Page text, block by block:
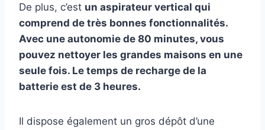
De plus, c’est un aspirateur vertical qui
comprend de très bonnes fonctionnalités.
Avec une autonomie de 80 minutes, vous
pouvez nettoyer les grandes maisons en une
seule fois. Le temps de recharge de la
batterie est de 3 heures.
Il dispose également un gros dépôt d’une